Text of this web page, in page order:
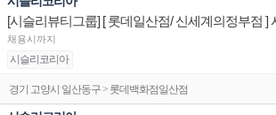
채용시까지
시슬리코리아
경기 고양시 일산동구 > 롯데백화점일산점